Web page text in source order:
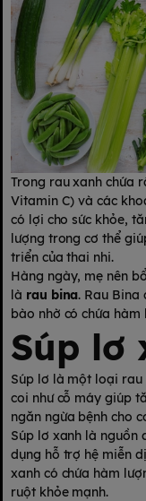
Trong rau xanh chứa
Vitamin C) và các
có lợi cho sức khỏe,
lượng trong cơ thể
triển của thai nhi.
Hàng ngày, mẹ nên
là rau bina. Rau Bina
bào nhờ có chứa
Súp lơ
Súp lơ là một loại rau
coi như cỗ máy giúp
ngăn ngừa bệnh cho
Súp lơ xanh là nguồn
dụng hỗ trợ hệ miễn
xanh có chứa hàm
ruột khỏe mạnh.